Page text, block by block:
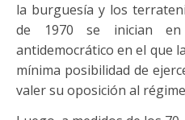
la burguesía y los
de 1970 se inician
antidemocrático en el que
mínima posibilidad de
valer su oposición al